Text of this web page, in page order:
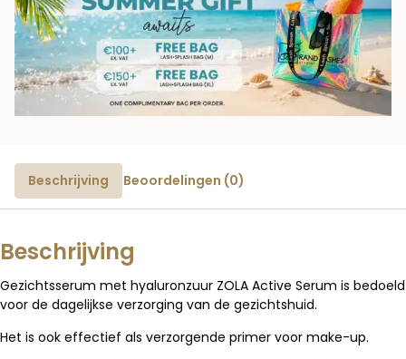
Beschrijving Beoordelingen (0)
Beschrijving
Gezichtsserum met hyaluronzuur ZOLA Active Serum is bedoeld
voor de dagelijkse verzorging van de gezichtshuid.
Het is ook effectief als verzorgende primer voor make-up.